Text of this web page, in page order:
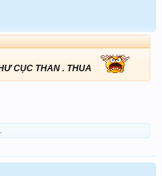
CỤC THAN . THUA